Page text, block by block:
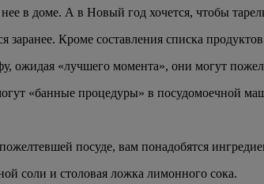
в доме. А в Новый год хочется, чтобы
заранее. Кроме составления списка
ожидая «лучшего момента», они могут
«банные процедуры» в посудомоечной
посуде, вам понадобятся
соли и столовая ложка лимонного сока.